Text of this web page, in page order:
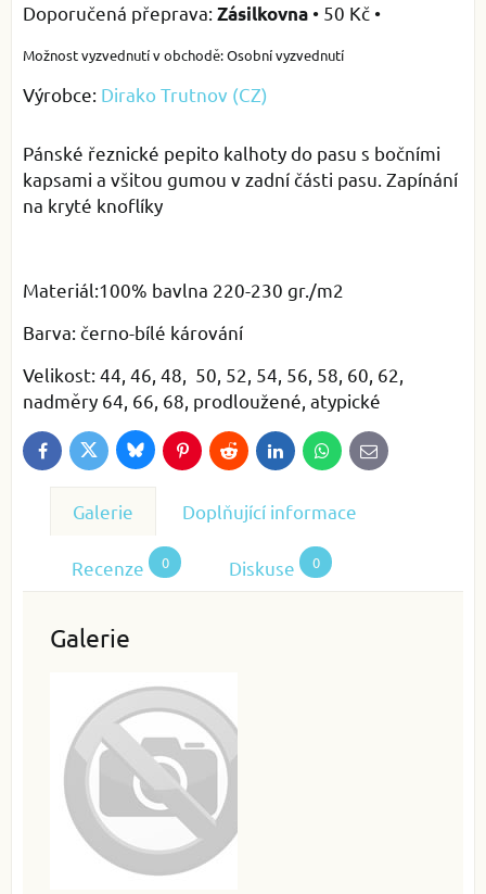
Zásilkovna • 50 Kč •
Osobní vyzvednutí
Výrobce: Dirako Trutnov (CZ)
Pánské řeznické pepito kalhoty do pasu s bočními
kapsami a všitou gumou v zadní části pasu. Zapínání
na kryté knoflíky
Materiál:100% bavlna 220-230 gr./m2
Barva: černo-bílé kárování
Velikost: 44, 46, 48, 50, 52, 54, 56, 58, 60, 62,
nadměry 64, 66, 68, prodloužené, atypické
FacebookTwitterBlueskyPinterestReddit LinkedInWhatsApp
E-
mail
Galerie Doplňující informace
Recenze 0 Diskuse 0
Galerie